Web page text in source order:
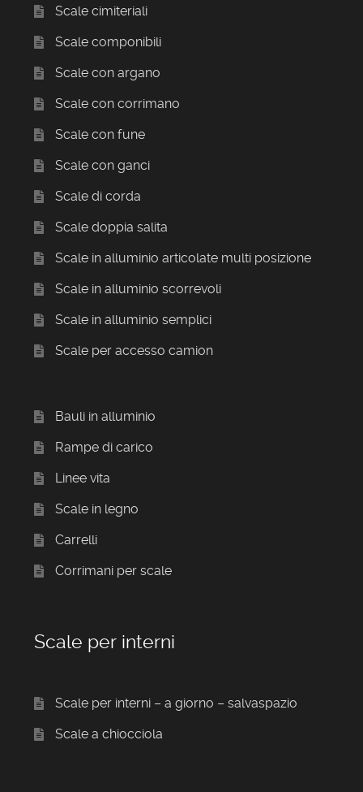
Scale cimiteriali
Scale componibili
Scale con argano
Scale con corrimano
Scale con fune
Scale con ganci
Scale di corda
Scale doppia salita
Scale in alluminio articolate multi posizione
Scale in alluminio scorrevoli
Scale in alluminio semplici
Scale per accesso camion
Bauli in alluminio
Rampe di carico
Linee vita
Scale in legno
Carrelli
Corrimani per scale
Scale per interni
Scale per interni – a giorno – salvaspazio
Scale a chiocciola